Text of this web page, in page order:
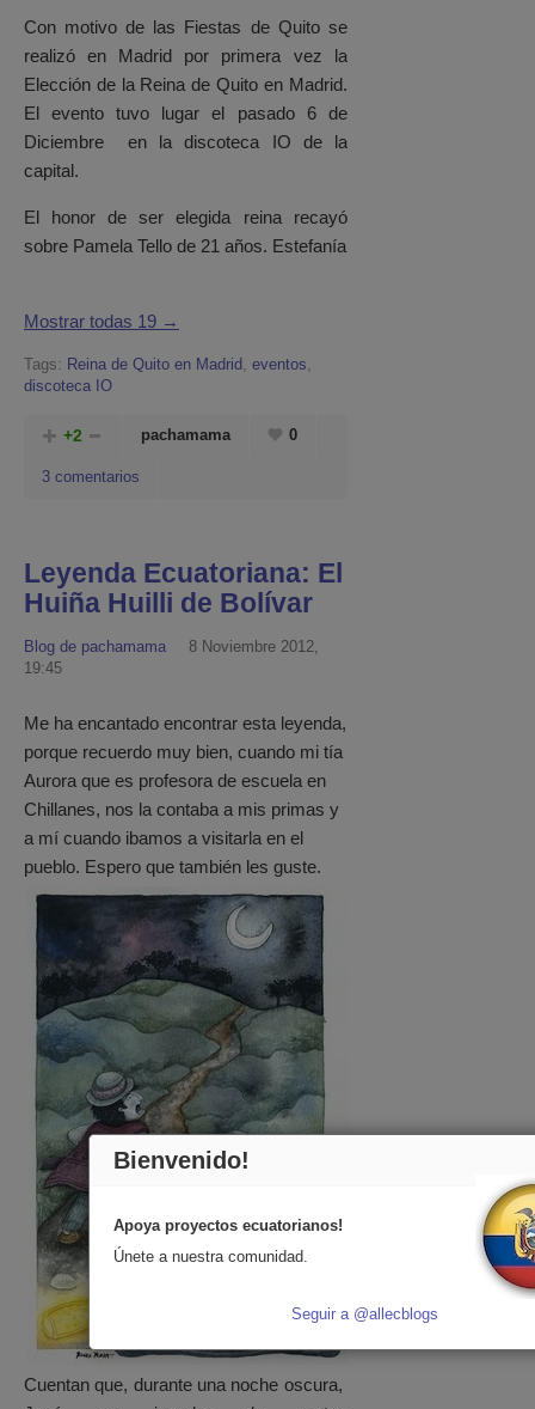
Con motivo de las Fiestas de Quito se
realizó en Madrid por primera vez la
Elección de la Reina de Quito en Madrid.
El evento tuvo lugar el pasado 6 de
Diciembre en la discoteca IO de la
capital.
El honor de ser elegida reina recayó
sobre Pamela Tello de 21 años. Estefanía
Mostrar todas 19 →
Tags: Reina de Quito en Madrid , eventos,
discoteca IO
+2 pachamama 0
3 comentarios
Leyenda Ecuatoriana: El
Huiña Huilli de Bolívar
Blog de pachamama
8 Noviembre 2012,
19:45
Me ha encantado encontrar esta leyenda,
porque recuerdo muy bien, cuando mi tía
Aurora que es profesora de escuela en
Chillanes, nos la contaba a mis primas y
a mí cuando ibamos a visitarla en el
pueblo. Espero que también les guste.
Cuentan que, durante una noche oscura,
Bienvenido!
Apoya proyectos ecuatorianos!
Únete a nuestra comunidad.
Seguir a @allecblogs